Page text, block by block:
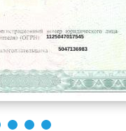
2100р.
-
3600р.
-
2100р.